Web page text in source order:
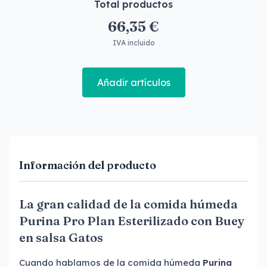
Total productos
66,35 €
IVA incluido
Añadir artículos
Información del producto
La gran calidad de la comida húmeda
Purina Pro Plan Esterilizado con Buey
en salsa Gatos
Cuando hablamos de la comida húmeda Purina